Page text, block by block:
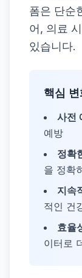
폼은 단순
어, 의료
있습니다.
핵심 변
사전
예방
정확
을 정확
지속
적인 건
효율
이터로